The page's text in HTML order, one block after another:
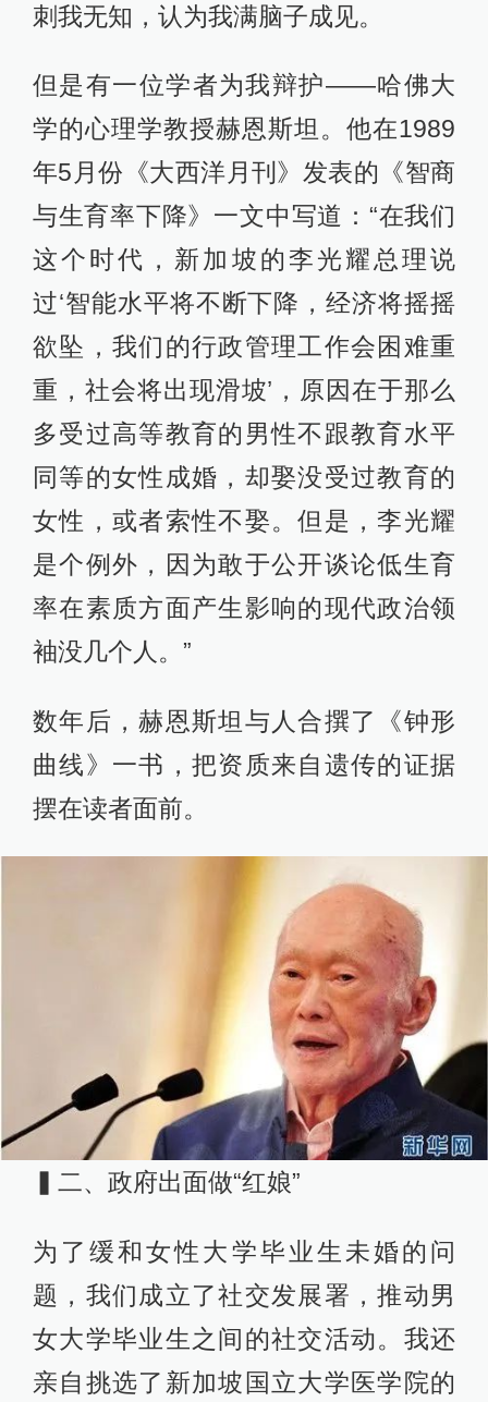
刺我无知，认为我满脑子成见。
但是有一位学者为我辩护——哈佛大
学的心理学教授赫恩斯坦。他在1989
年5月份《大西洋月刊》发表的《智商
与生育率下降》一文中写道：“在我们
这个时代，新加坡的李光耀总理说
过‘智能水平将不断下降，经济将摇摇
欲坠，我们的行政管理工作会困难重
重，社会将出现滑坡’，原因在于那么
多受过高等教育的男性不跟教育水平
同等的女性成婚，却娶没受过教育的
女性，或者索性不娶。但是，李光耀
是个例外，因为敢于公开谈论低生育
率在素质方面产生影响的现代政治领
袖没几个人。”
数年后，赫恩斯坦与人合撰了《钟形
曲线》一书，把资质来自遗传的证据
摆在读者面前。
▍二、政府出面做“红娘”
为了缓和女性大学毕业生未婚的问
题，我们成立了社交发展署，推动男
女大学毕业生之间的社交活动。我还
亲自挑选了新加坡国立大学医学院的